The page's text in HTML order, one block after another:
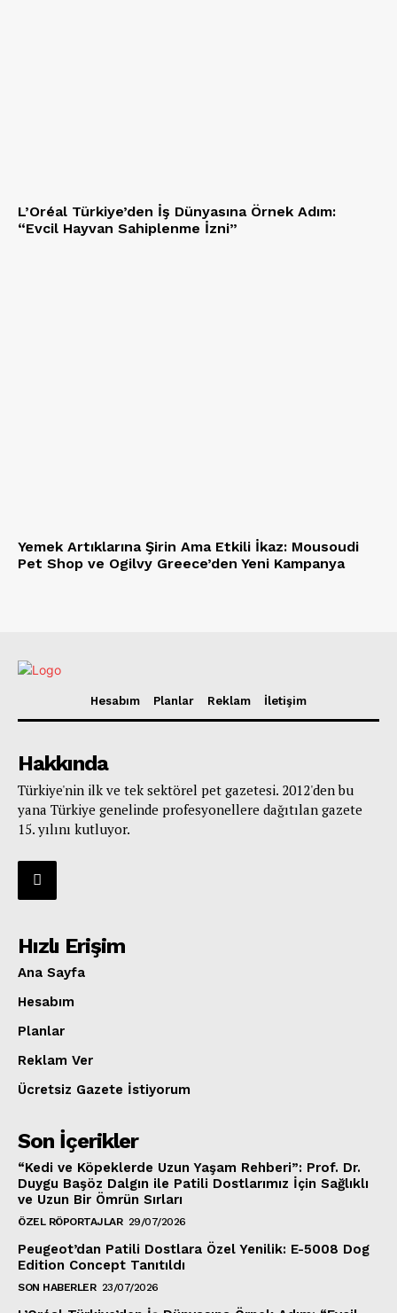
L’Oréal Türkiye’den İş Dünyasına Örnek Adım:
“Evcil Hayvan Sahiplenme İzni”
Yemek Artıklarına Şirin Ama Etkili İkaz: Mousoudi
Pet Shop ve Ogilvy Greece’den Yeni Kampanya
Hesabım Planlar Reklam İletişim
Hakkında
Türkiye'nin ilk ve tek sektörel pet gazetesi. 2012'den bu
yana Türkiye genelinde profesyonellere dağıtılan gazete
15. yılını kutluyor.
Hızlı Erişim
Ana Sayfa
Hesabım
Planlar
Reklam Ver
Ücretsiz Gazete İstiyorum
Son İçerikler
“Kedi ve Köpeklerde Uzun Yaşam Rehberi”: Prof. Dr.
Duygu Başöz Dalgın ile Patili Dostlarımız İçin Sağlıklı
ve Uzun Bir Ömrün Sırları
ÖZEL RÖPORTAJLAR 29/07/2026
Peugeot’dan Patili Dostlara Özel Yenilik: E-5008 Dog
Edition Concept Tanıtıldı
SON HABERLER 23/07/2026